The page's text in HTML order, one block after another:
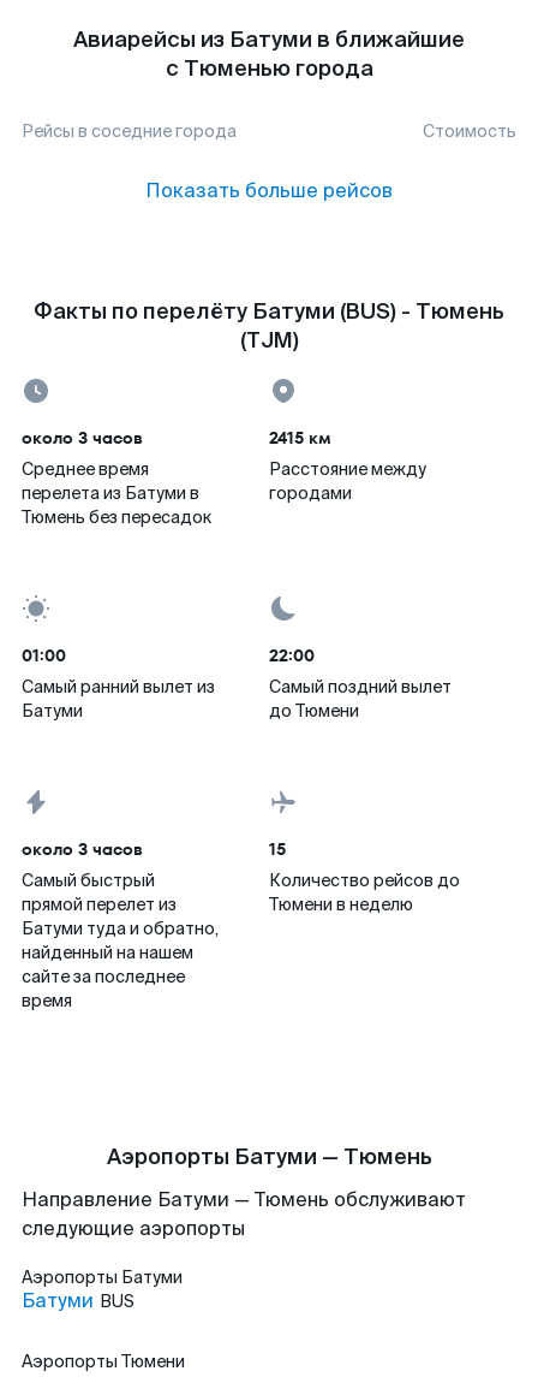
Авиарейсы из Батуми в ближайшие
с Тюменью города
Рейсы в соседние города Стоимость
Показать больше рейсов
Факты по перелёту Батуми (BUS) - Тюмень
(TJM)
около 3 часов
Среднее время
перелета из Батуми в
Тюмень без пересадок
2415 км
Расстояние между
городами
01:00
Самый ранний вылет из
Батуми
22:00
Самый поздний вылет
до Тюмени
около 3 часов
Самый быстрый
прямой перелет из
Батуми туда и обратно,
найденный на нашем
сайте за последнее
время
15
Количество рейсов до
Тюмени в неделю
Аэропорты Батуми — Тюмень
Направление Батуми — Тюмень обслуживают
следующие аэропорты
Аэропорты Батуми
Батуми BUS
Аэропорты Тюмени